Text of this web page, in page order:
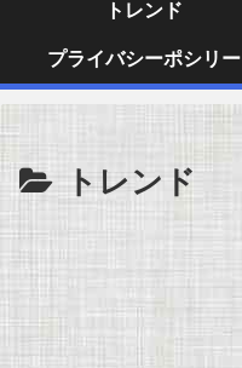
トレンド
プライバシーポシリー
トレンド